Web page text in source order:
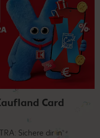
Card
Sichere dir in